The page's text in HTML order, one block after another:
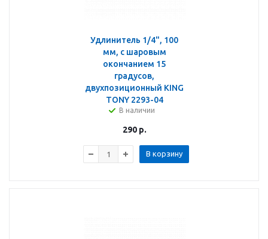
Удлинитель 1/4", 100
мм, с шаровым
окончанием 15
градусов,
двухпозиционный KING
TONY 2293-04
В наличии
290р.
В корзину